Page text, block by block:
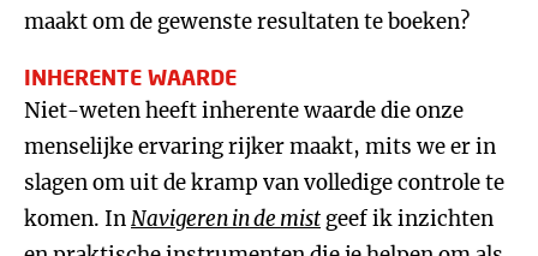
maakt om de gewenste resultaten te boeken?
INHERENTE WAARDE
Niet-weten heeft inherente waarde die onze
menselijke ervaring rijker maakt, mits we er in
slagen om uit de kramp van volledige controle te
komen. InNavigeren in de mist geef ik inzichten